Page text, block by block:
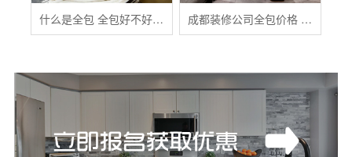
什么是全包 全包好不好 全包装修注意事项有哪些 成都装修公司全包价格 成都全包装修多少钱一平